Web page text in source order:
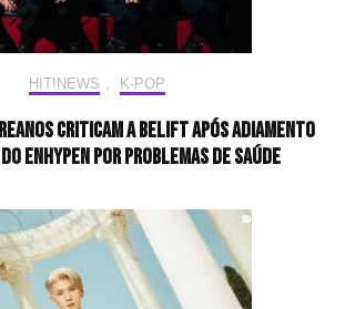
HIT!NEWS , K-POP
criticam a BELIFT após adiamento
ENHYPEN por problemas de saúde